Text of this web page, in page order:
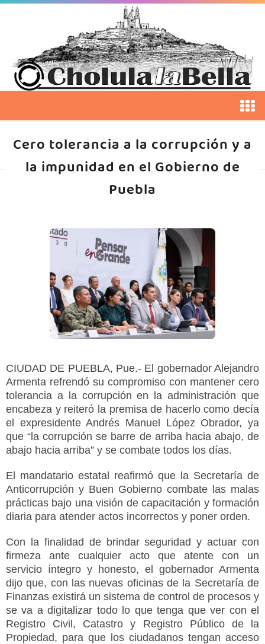
Cero tolerancia a la corrupción y a
la impunidad en el Gobierno de
Puebla
CIUDAD DE PUEBLA, Pue.- El gobernador Alejandro
Armenta refrendó su compromiso con mantener cero
tolerancia a la corrupción en la administración que
encabeza y reiteró la premisa de hacerlo como decía
el expresidente Andrés Manuel López Obrador, ya
que “la corrupción se barre de arriba hacia abajo, de
abajo hacia arriba” y se combate todos los días.
El mandatario estatal reafirmó que la Secretaría de
Anticorrupción y Buen Gobierno combate las malas
prácticas bajo una visión de capacitación y formación
diaria para atender actos incorrectos y poner orden.
Con la finalidad de brindar seguridad y actuar con
firmeza ante cualquier acto que atente con un
servicio íntegro y honesto, el gobernador Armenta
dijo que, con las nuevas oficinas de la Secretaría de
Finanzas existirá un sistema de control de procesos y
se va a digitalizar todo lo que tenga que ver con el
Registro Civil, Catastro y Registro Público de la
Propiedad, para que los ciudadanos tengan acceso